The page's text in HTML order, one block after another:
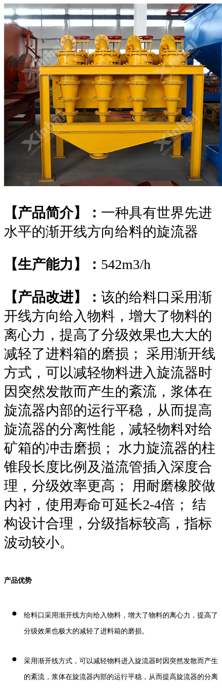
【产品简介】： 一种具有世界先进
水平的渐开线方向给料的旋流器
【生产能力】： 542m3/h
【产品改进】： 该的给料口采用渐
开线方向给入物料，增大了物料的
离心力，提高了分级效果也大大的
减轻了进料箱的磨损； 采用渐开线
方式，可以减轻物料进入旋流器时
因突然发散而产生的紊流，浆体在
旋流器内部的运行平稳，从而提高
旋流器的分离性能，减轻物料对给
矿箱的冲击磨损； 水力旋流器的柱
锥段长度比例及溢流管插入深度合
理，分级效率更高； 用耐磨橡胶做
内衬，使用寿命可延长2-4倍； 结
构设计合理，分级指标较高，指标
波动较小。
产品优势
给料口采用渐开线方向给入物料，增大了物料的离心力，提高了
分级效果也极大的减轻了进料箱的磨损。
采用渐开线方式，可以减轻物料进入旋流器时因突然发散而产生
的紊流，浆体在旋流器内部的运行平稳，从而提高旋流器的分离